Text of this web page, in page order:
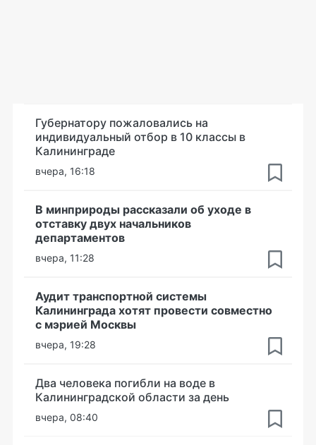
Губернатору пожаловались на
индивидуальный отбор в 10 классы в
Калининграде
вчера, 16:18
В минприроды рассказали об уходе в
отставку двух начальников
департаментов
вчера, 11:28
Аудит транспортной системы
Калининграда хотят провести совместно
с мэрией Москвы
вчера, 19:28
Два человека погибли на воде в
Калининградской области за день
вчера, 08:40